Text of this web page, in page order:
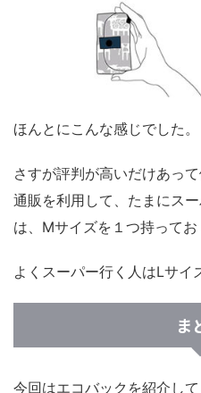
ほんとにこんな感じでした。
さすが評判が高いだけあっ
通販を利用して、たまにス
は、Mサイズを１つ持ってお
よくスーパー行く人はLサイ
ま
今回はエコバックを紹介し